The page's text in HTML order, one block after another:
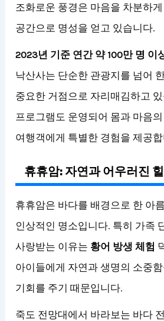
조화로운 풍경은 마음을 차분하
공간으로 명성을 얻고 있습니다.
2023년 기준 연간 약 100만 명 이
낙산사는 단순한 관광지를 넘어
중요한 거점으로 자리매김하고
프로그램도 운영되어 몸과 마음
여행객에게 특별한 경험을 제공
휴휴암: 자연과 어우러진
휴휴암은 바다를 배경으로 한 아
인상적인 명소입니다. 특히 가족
사랑받는 이유는 황어 방생 체험
아이들에게 자연과 생명의 소중
기회를 주기 때문입니다.
죽도 전망대에서 바라보는 바다